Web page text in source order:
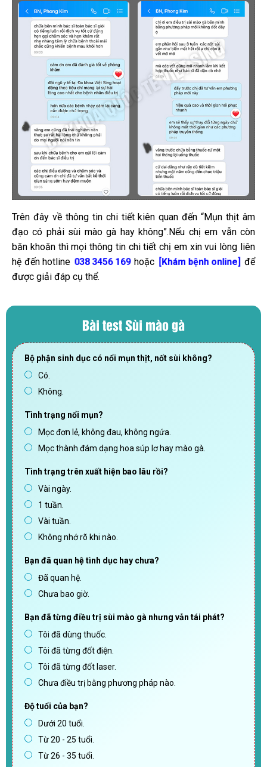
Trên đây về thông tin chi tiết kiên quan đến “Mụn thịt âm
đạo có phải sùi mào gà hay không”.Nếu chị em vẫn còn
băn khoăn thì mọi thông tin chi tiết chị em xin vui lòng liên
hệ đến hotline 038 3456 169 hoặc [Khám bệnh online] để
được giải đáp cụ thể.
Bài test Sùi mào gà
Bộ phận sinh dục có nổi mụn thịt, nốt sùi không?
Có.
Không.
Tình trạng nổi mụn?
Mọc đơn lẻ, không đau, không ngứa.
Mọc thành đám dạng hoa súp lơ hay mào gà.
Tình trạng trên xuất hiện bao lâu rồi?
Vài ngày.
1 tuần.
Vài tuần.
Không nhớ rõ khi nào.
Bạn đã quan hệ tình dục hay chưa?
Đã quan hệ.
Chưa bao giờ.
Bạn đã từng điều trị sùi mào gà nhưng vẫn tái phát?
Tôi đã dùng thuốc.
Tôi đã từng đốt điện.
Tôi đã từng đốt laser.
Chưa điều trị bằng phương pháp nào.
Độ tuổi của bạn?
Dưới 20 tuổi.
Từ 20 - 25 tuổi.
Từ 26 - 35 tuổi.